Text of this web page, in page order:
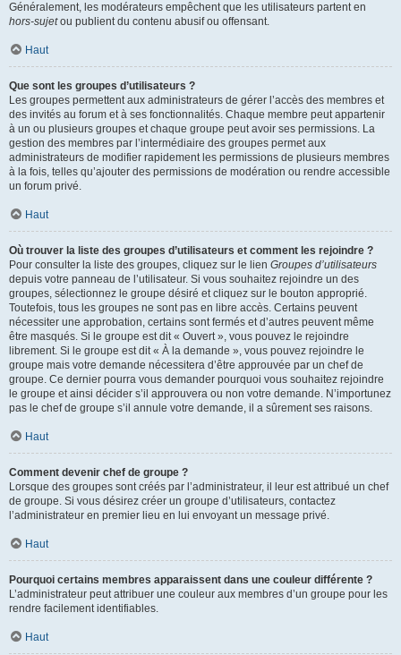
Généralement, les modérateurs empêchent que les utilisateurs partent en
hors-sujetou publient du contenu abusif ou offensant.
Haut
Que sont les groupes d’utilisateurs ?
Les groupes permettent aux administrateurs de gérer l’accès des membres et
des invités au forum et à ses fonctionnalités. Chaque membre peut appartenir
à un ou plusieurs groupes et chaque groupe peut avoir ses permissions. La
gestion des membres par l’intermédiaire des groupes permet aux
administrateurs de modifier rapidement les permissions de plusieurs membres
à la fois, telles qu’ajouter des permissions de modération ou rendre accessible
un forum privé.
Haut
Où trouver la liste des groupes d’utilisateurs et comment les rejoindre ?
Pour consulter la liste des groupes, cliquez sur le lien Groupes d’utilisateurs
depuis votre panneau de l’utilisateur. Si vous souhaitez rejoindre un des
groupes, sélectionnez le groupe désiré et cliquez sur le bouton approprié.
Toutefois, tous les groupes ne sont pas en libre accès. Certains peuvent
nécessiter une approbation, certains sont fermés et d’autres peuvent même
être masqués. Si le groupe est dit « Ouvert », vous pouvez le rejoindre
librement. Si le groupe est dit « À la demande », vous pouvez rejoindre le
groupe mais votre demande nécessitera d’être approuvée par un chef de
groupe. Ce dernier pourra vous demander pourquoi vous souhaitez rejoindre
le groupe et ainsi décider s’il approuvera ou non votre demande. N’importunez
pas le chef de groupe s’il annule votre demande, il a sûrement ses raisons.
Haut
Comment devenir chef de groupe ?
Lorsque des groupes sont créés par l’administrateur, il leur est attribué un chef
de groupe. Si vous désirez créer un groupe d’utilisateurs, contactez
l’administrateur en premier lieu en lui envoyant un message privé.
Haut
Pourquoi certains membres apparaissent dans une couleur différente ?
L’administrateur peut attribuer une couleur aux membres d’un groupe pour les
rendre facilement identifiables.
Haut